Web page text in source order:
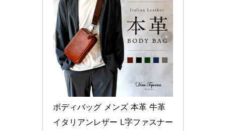
ボディバッグ メンズ 本革 牛革
イタリアンレザー L字ファスナー